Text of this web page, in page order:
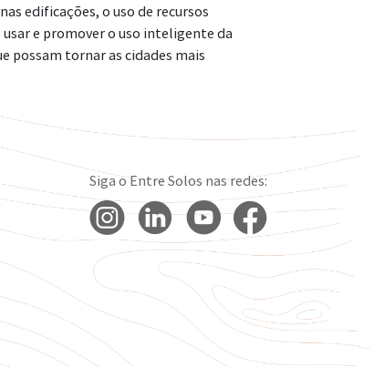
edificações, o uso de recursos
e promover o uso inteligente da
possam tornar as cidades mais
Siga o Entre Solos nas redes: